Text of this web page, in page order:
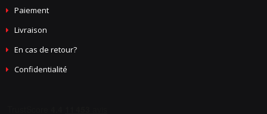
Paiement
Livraison
En cas de retour?
Confidentialité